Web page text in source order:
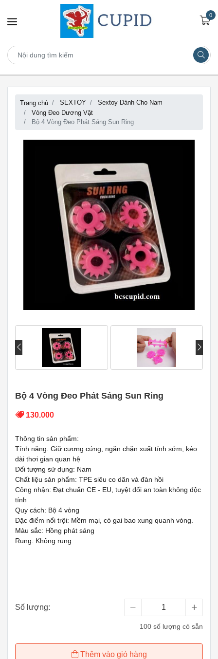
0
Trang chủ SEXTOY
Sextoy Dành Cho Nam
Vòng Đeo Dương Vật
Bộ 4 Vòng Đeo Phát Sáng Sun Ring
Bộ 4 Vòng Đeo Phát Sáng Sun Ring
130.000
Thông tin sản phẩm:
Tính năng: Giữ cương cứng, ngăn chặn xuất tính sớm, kéo
dài thơi gian quan hệ
Đối tượng sử dụng: Nam
Chất liệu sản phẩm: TPE siêu co dãn và đàn hồi
Công nhận: Đạt chuẩn CE - EU, tuyệt đối an toàn không độc
tính
Quy cách: Bộ 4 vòng
Đặc điểm nổi trội: Mềm mại, có gai bao xung quanh vòng.
Màu sắc: Hồng phát sáng
Rung: Không rung
Số lượng:
100 số lượng có sẵn
Thêm vào giỏ hàng